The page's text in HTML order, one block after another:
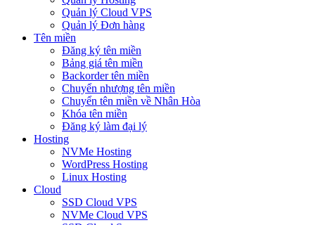
Quản lý Cloud VPS
Quản lý Đơn hàng
Tên miền
Đăng ký tên miền
Bảng giá tên miền
Backorder tên miền
Chuyển nhượng tên miền
Chuyển tên miền về Nhân Hòa
Khóa tên miền
Đăng ký làm đại lý
Hosting
NVMe Hosting
WordPress Hosting
Linux Hosting
Cloud
SSD Cloud VPS
NVMe Cloud VPS